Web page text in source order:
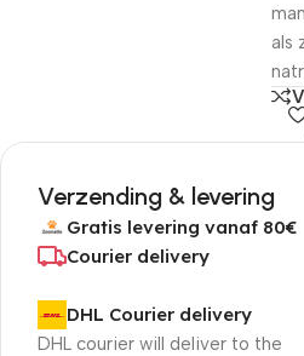
als
Verzending & levering
Gratis levering vanaf 80€
Courier delivery
DHL Courier delivery
DHL courier will deliver to the